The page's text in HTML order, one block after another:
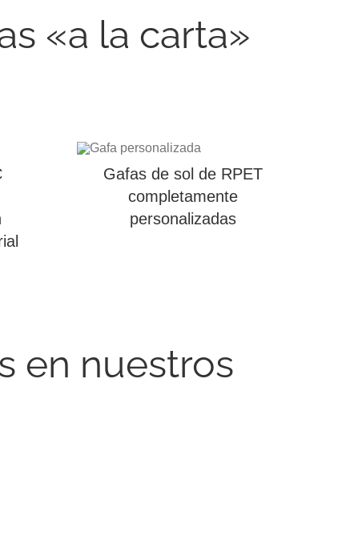
«a la carta»
Gafas de sol de RPET
completamente
personalizadas
en nuestros